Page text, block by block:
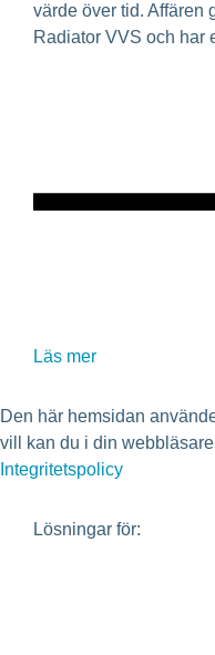
värde över tid. Affären
Radiator VVS och har
Läs mer
Den här hemsidan
vill kan du i din
Integritetspolicy
Lösningar för: